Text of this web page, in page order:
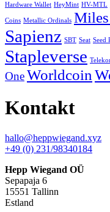
Hardware Wallet HeyMint HV-MTL
Coins Metallic Ordinals
Sapienz SBT Seat Seed
Stapleverse
OneWorldcoin
Kontakt
hallo@heppwiegand.xyz
+49 (0) 231/98340184
Hepp Wiegand OÜ
Sepapaja 6
15551 Tallinn
Estland